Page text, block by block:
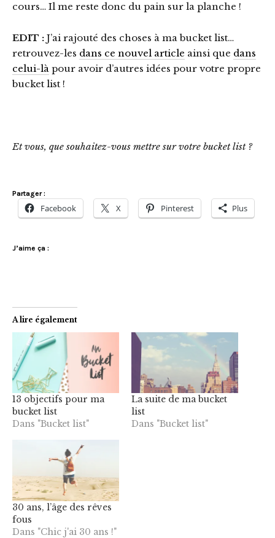
cours… Il me reste donc du pain sur la planche !
EDIT : J’ai rajouté des choses à ma bucket list…
retrouvez-les dans ce nouvel article ainsi que dans
celui-là pour avoir d’autres idées pour votre propre
bucket list !
Et vous, que souhaitez-vous mettre sur votre bucket list ?
Partager :
Facebook X Pinterest Plus
J’aime ça :
A lire également
13 objectifs pour ma
bucket list
Dans "Bucket list"
La suite de ma bucket
list
Dans "Bucket list"
30 ans, l’âge des rêves
fous
Dans "Chic j'ai 30 ans !"